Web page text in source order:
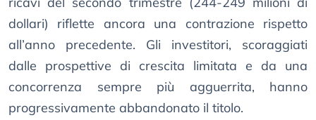
dollari) riflette ancora una contrazione rispetto
all’anno precedente. Gli investitori, scoraggiati
dalle prospettive di crescita limitata e da una
concorrenza sempre più agguerrita, hanno
progressivamente abbandonato il titolo.